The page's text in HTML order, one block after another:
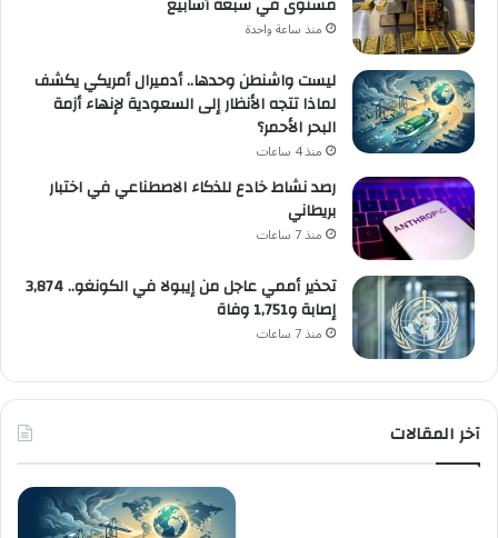
منذ ساعة واحدة
ليست واشنطن وحدها.. أدميرال أمريكي يكشف
لماذا تتجه الأنظار إلى السعودية لإنهاء أزمة
البحر الأحمر؟
منذ 4 ساعات
رصد نشاط خادع للذكاء الاصطناعي في اختبار
بريطاني
منذ 7 ساعات
تحذير أممي عاجل من إيبولا في الكونغو.. 3,874
إصابة و1,751 وفاة
منذ 7 ساعات
آخر المقالات